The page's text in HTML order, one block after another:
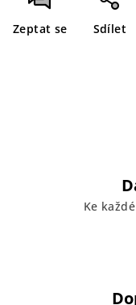
Zeptat se Sdílet
Ke